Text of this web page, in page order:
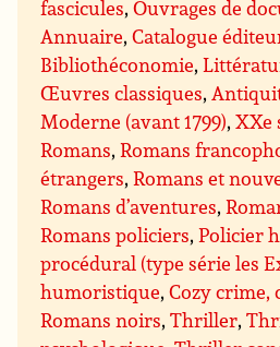
fascicules,Ouvrages de
Annuaire,Catalogue
Bibliothéconomie,
Œuvres classiques,
Moderne (avant 1799),XXe
Romans,Romans
étrangers,Romans et
Romans d’aventures,
Romans policiers,Policier
procédural (type série les
humoristique,Cozy crime,
Romans noirs,Thriller,